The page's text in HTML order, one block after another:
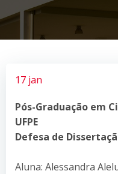
17 jan
Pós-Graduação em
UFPE
Defesa de
Aluna: Alessandra